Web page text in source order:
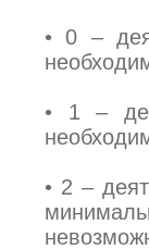
• 0 –
• 1 –
• 2 –